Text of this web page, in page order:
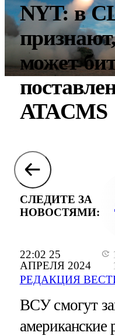
22:02 25
АПРЕЛЯ 2024
РЕДАКЦИЯ
NYT: в
может
ATACMS
СЛЕДИТЕ ЗА
НОВОСТЯМИ:
ВСУ смогут